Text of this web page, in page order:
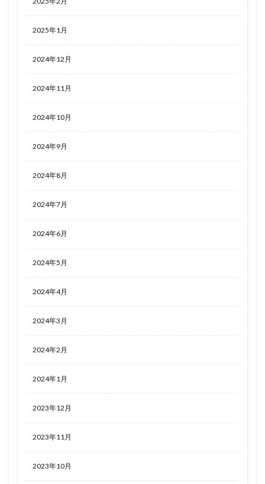
2025年1月
2024年12月
2024年11月
2024年10月
2024年9月
2024年8月
2024年7月
2024年6月
2024年5月
2024年4月
2024年3月
2024年2月
2024年1月
2023年12月
2023年11月
2023年10月